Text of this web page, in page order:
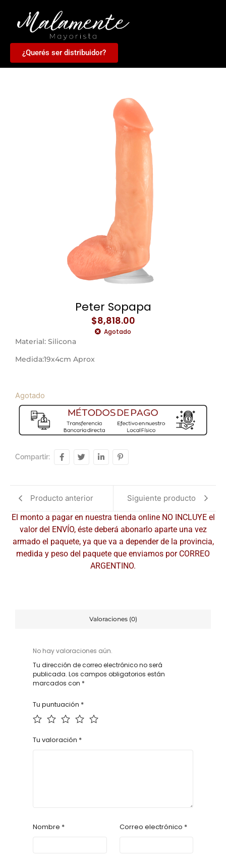
¿Querés ser distribuidor?
Peter Sopapa
$8,818.00
Agotado
Material: Silicona
Medida:19x4cm Aprox
Agotado
Compartir:
Producto anterior
Siguiente producto
El monto a pagar en nuestra tienda online NO INCLUYE el
valor del ENVÍO, éste deberá abonarlo aparte una vez
armado el paquete, ya que va a depender de la provincia,
medida y peso del paquete que enviamos por CORREO
ARGENTINO.
Valoraciones (0)
No hay valoraciones aún.
Tu dirección de correo electrónico no será
publicada. Los campos obligatorios están
marcados con *
Tu puntuación *
Tu valoración *
Nombre * Correo electrónico *